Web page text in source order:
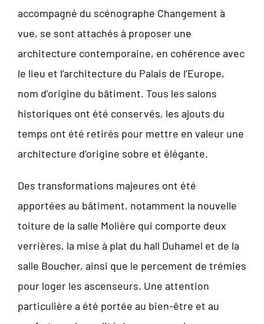
accompagné du scénographe Changement à
vue, se sont attachés à proposer une
architecture contemporaine, en cohérence avec
le lieu et l’architecture du Palais de l’Europe,
nom d’origine du bâtiment. Tous les salons
historiques ont été conservés, les ajouts du
temps ont été retirés pour mettre en valeur une
architecture d’origine sobre et élégante.
Des transformations majeures ont été
apportées au bâtiment, notamment la nouvelle
toiture de la salle Molière qui comporte deux
verrières, la mise à plat du hall Duhamel et de la
salle Boucher, ainsi que le percement de trémies
pour loger les ascenseurs. Une attention
particulière a été portée au bien-être et au